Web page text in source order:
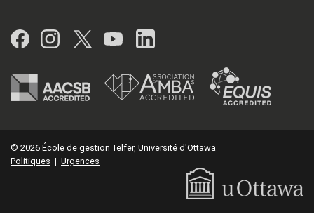
Facebook
Instagram
Twitter
YouTubeLinkedIn
© 2026 École de gestion Telfer, Université d'Ottawa
Politiques | Urgences